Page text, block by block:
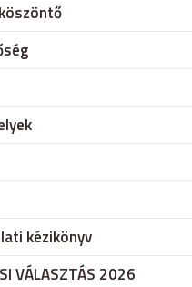
kézikönyv
VÁLASZTÁS 2026